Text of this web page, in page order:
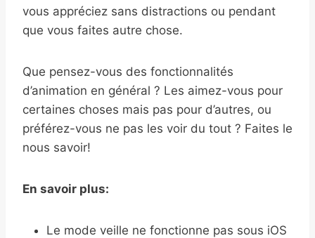
vous appréciez sans distractions ou pendant
que vous faites autre chose.
Que pensez-vous des fonctionnalités
d’animation en général ? Les aimez-vous pour
certaines choses mais pas pour d’autres, ou
préférez-vous ne pas les voir du tout ? Faites le
nous savoir!
En savoir plus:
Le mode veille ne fonctionne pas sous iOS